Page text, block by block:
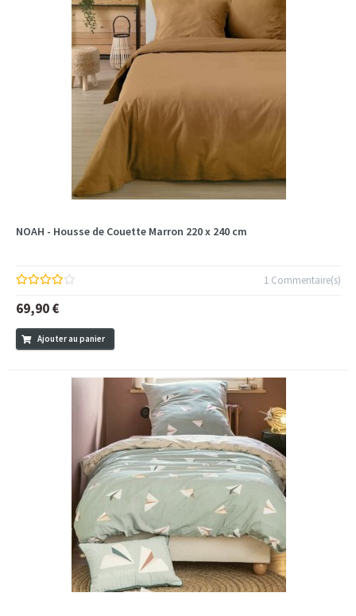
NOAH - Housse de Couette Marron 220 x 240 cm
1 Commentaire(s)
69,90 €
Ajouter au panier